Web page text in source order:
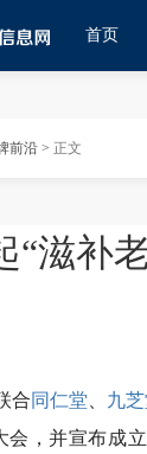
首页
前沿 > 正文
“滋补
合同仁堂 九
会，并宣布成